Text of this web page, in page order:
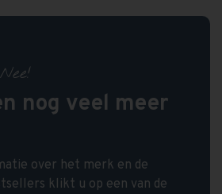
nog veel meer
over het merk en de
klikt u op een van de